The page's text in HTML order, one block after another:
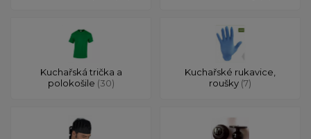
Kuchařská trička a
polokošile (30)
Kuchařské rukavice,
roušky (7)